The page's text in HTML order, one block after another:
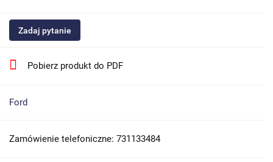
Zadaj pytanie
Pobierz produkt do PDF
Ford
Zamówienie telefoniczne: 731133484